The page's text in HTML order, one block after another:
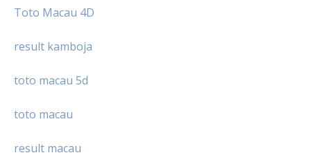
Toto Macau 4D
result kamboja
toto macau 5d
toto macau
result macau